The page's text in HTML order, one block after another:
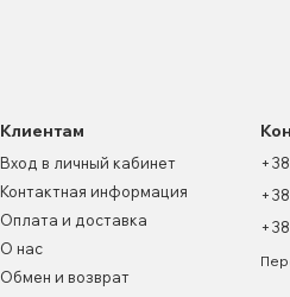
Клиентам
Вход в личный кабинет
Контактная информация
Оплата и доставка
О нас
Обмен и возврат